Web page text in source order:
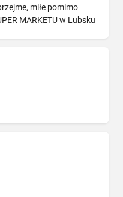
miłe pomimo
MARKETU w Lubsku